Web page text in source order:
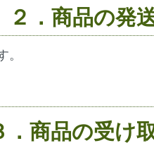
２．商品の発
．商品の受け